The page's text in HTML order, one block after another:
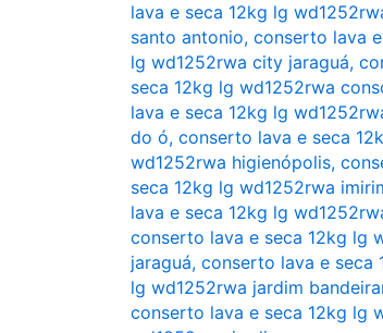
lava e seca 12kg lg
santo antonio, conserto lava
lg wd1252rwa city jaraguá,
seca 12kg lg wd1252rwa
lava e seca 12kg lg
do ó, conserto lava e seca
wd1252rwa higienópolis,
seca 12kg lg wd1252rwa
lava e seca 12kg lg
conserto lava e seca 12kg lg
jaraguá, conserto lava e seca
lg wd1252rwa jardim
conserto lava e seca 12kg lg